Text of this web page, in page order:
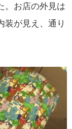
。お店の外見は
装が見え、通り